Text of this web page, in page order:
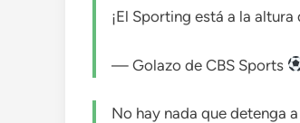
¡El Sporting está a la
— Golazo de CBS Sports
No hay nada que detenga